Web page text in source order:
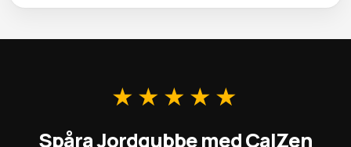
säsongen.
★★★★★
Spåra Jordgubbe med CalZen